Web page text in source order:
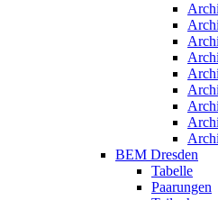
BEM Dresden
Tabelle
Paarungen